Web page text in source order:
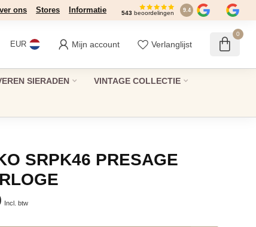
ons Stores Informatie 543 beoordelingen 9.4
EUR Mijn account Verlanglijst
0
SIERADEN VINTAGE COLLECTIE
SRPK46 PRESAGE
Incl. btw